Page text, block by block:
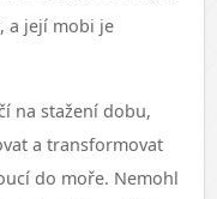
a její mobi je
na stažení dobu,
a transformovat
do moře. Nemohl